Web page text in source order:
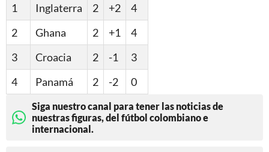
1
Inglaterra 2 +2
4
2
Ghana 2 +1
4
3
Croacia 2 -1
3
4
Panamá 2 -2 0
Siga nuestro canal para tener las noticias de
nuestras figuras, del fútbol colombiano e
internacional.